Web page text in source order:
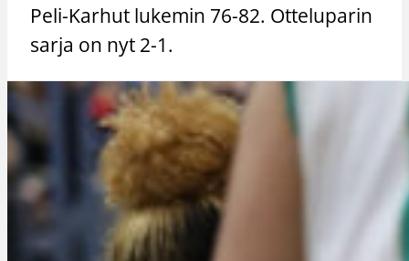
Peli-Karhut lukemin 76-82. Otteluparin
sarja on nyt 2-1.